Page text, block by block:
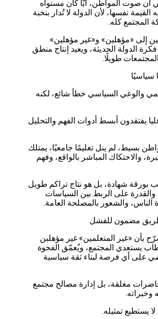
المواطن، أيًّا كان مستواه
نفسها، لأن الدولة لا تُدار بنخبة
كله.
و«غير مؤهلين»
الحديثة، ويعيد إنتاج منطق
طويلًا.
السياسي خطأ شائع، لكنه
أبسط أدوات الفهم والتحليل
لم ينل تعليمًا جامعيًا، يمتلك
المباشر بالواقع، وفهم
شهادة، بل هو نتاج تراكم طويل
على الربط بين السياسات
والشعور بالمصلحة العامة.
مضمون للفشل
المتعلمين» غير مؤهلين
المجتمع، ويُعمّق الفجوة
أي فرصة لبناء ثقة سياسية
بل إدارة مصالح مجتمع
تمثيله.